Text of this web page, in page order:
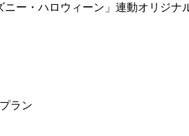
ー・ハロウィーン」連動オリジナ
ラン